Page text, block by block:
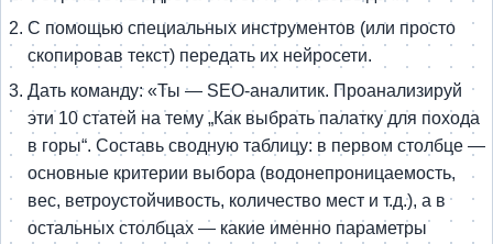
С помощью специальных инструментов (или просто
скопировав текст) передать их нейросети.
Дать команду: «Ты — SEO-аналитик. Проанализируй
эти 10 статей на тему „Как выбрать палатку для похода
в горы“. Составь сводную таблицу: в первом столбце —
основные критерии выбора (водонепроницаемость,
вес, ветроустойчивость, количество мест и т.д.), а в
остальных столбцах — какие именно параметры